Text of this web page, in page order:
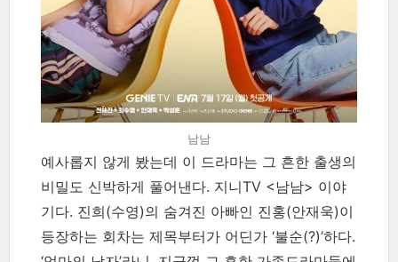
남남
예사롭지 않게 봤는데 이 드라마는 그 흔한 출생의
비밀도 신박하게 풀어낸다. 지니TV <남남> 이야
기다. 진희(수영)의 숨겨진 아빠인 진홍(안재욱)이
등장하는 회차는 제목부터가 어딘가 ‘불순(?)’하다.